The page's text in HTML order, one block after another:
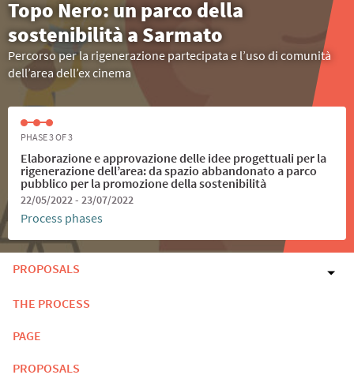
Topo Nero: un parco della
sostenibilità a Sarmato
Percorso per la rigenerazione partecipata e l’uso di comunità
dell’area dell’ex cinema
PHASE 3 OF 3
Elaborazione e approvazione delle idee progettuali per la
rigenerazione dell’area: da spazio abbandonato a parco
pubblico per la promozione della sostenibilità
22/05/2022 - 23/07/2022
Process phases
PROPOSALS
THE PROCESS
PAGE
PROPOSALS